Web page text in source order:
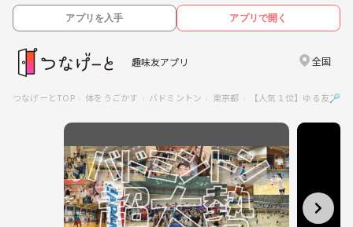
アプリを入手 アプリで開く
趣味友アプリ 全国
つなげーとTOP 体をうごかす バドミントン 東京都 【人気１位】ゆる友🏸